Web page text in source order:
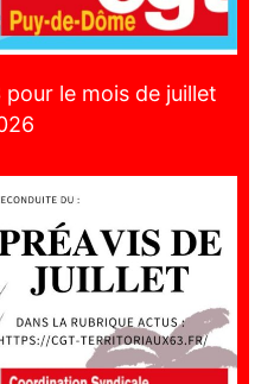
pour le mois de juillet